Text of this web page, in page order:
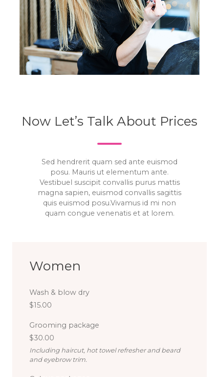
Now Let’s Talk About Prices
Sed hendrerit quam sed ante euismod
posu. Mauris ut elementum ante.
Vestibuel suscipit convallis purus mattis
magna sapien, euismod convallis sagittis
quis euismod posu.Vivamus id mi non
quam congue venenatis et at lorem.
Women
Wash & blow dry
$15.00
Grooming package
$30.00
Including haircut, hot towel refresher and beard
and eyebrow trim.